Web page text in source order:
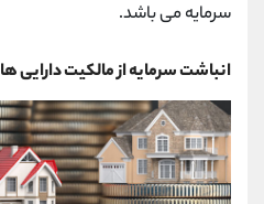
سرمایه می باشد.
انباشت سرمایه از مالکیت دارایی ها